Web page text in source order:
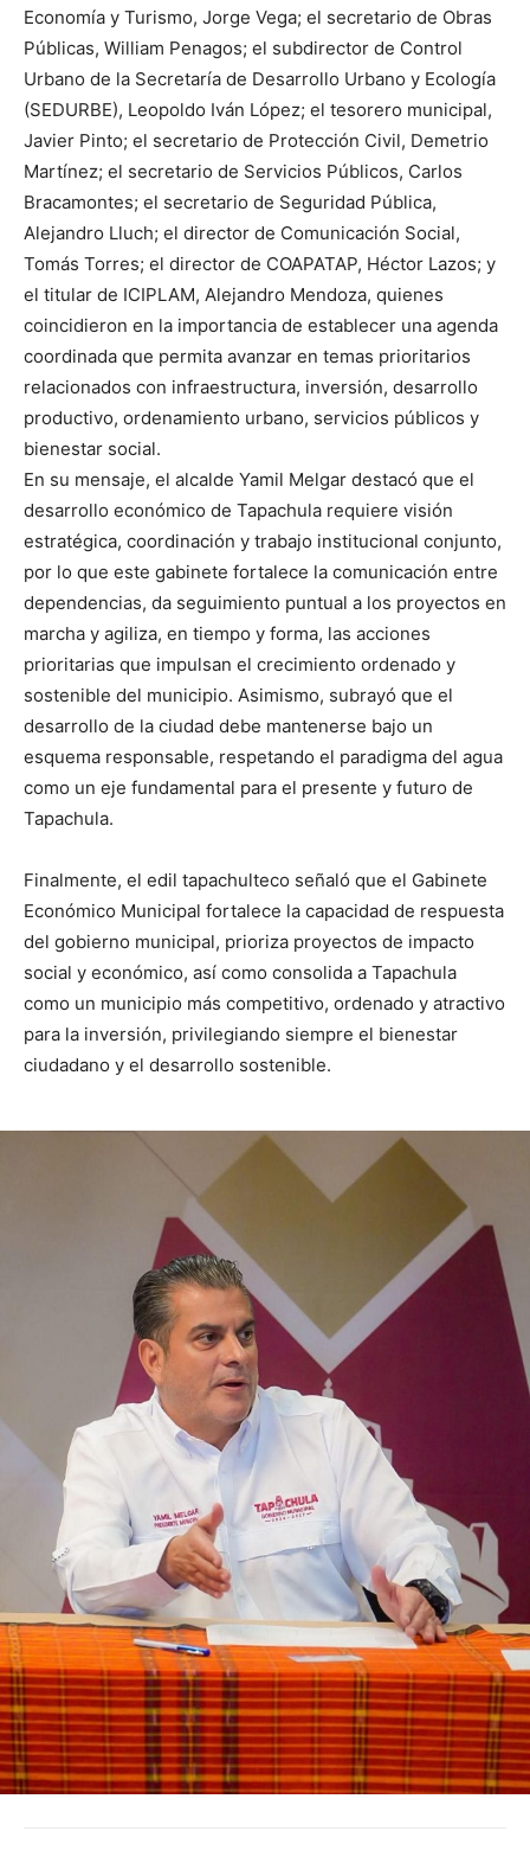
Economía y Turismo, Jorge Vega; el secretario de Obras
Públicas, William Penagos; el subdirector de Control
Urbano de la Secretaría de Desarrollo Urbano y Ecología
(SEDURBE), Leopoldo Iván López; el tesorero municipal,
Javier Pinto; el secretario de Protección Civil, Demetrio
Martínez; el secretario de Servicios Públicos, Carlos
Bracamontes; el secretario de Seguridad Pública,
Alejandro Lluch; el director de Comunicación Social,
Tomás Torres; el director de COAPATAP, Héctor Lazos; y
el titular de ICIPLAM, Alejandro Mendoza, quienes
coincidieron en la importancia de establecer una agenda
coordinada que permita avanzar en temas prioritarios
relacionados con infraestructura, inversión, desarrollo
productivo, ordenamiento urbano, servicios públicos y
bienestar social.
En su mensaje, el alcalde Yamil Melgar destacó que el
desarrollo económico de Tapachula requiere visión
estratégica, coordinación y trabajo institucional conjunto,
por lo que este gabinete fortalece la comunicación entre
dependencias, da seguimiento puntual a los proyectos en
marcha y agiliza, en tiempo y forma, las acciones
prioritarias que impulsan el crecimiento ordenado y
sostenible del municipio. Asimismo, subrayó que el
desarrollo de la ciudad debe mantenerse bajo un
esquema responsable, respetando el paradigma del agua
como un eje fundamental para el presente y futuro de
Tapachula.
Finalmente, el edil tapachulteco señaló que el Gabinete
Económico Municipal fortalece la capacidad de respuesta
del gobierno municipal, prioriza proyectos de impacto
social y económico, así como consolida a Tapachula
como un municipio más competitivo, ordenado y atractivo
para la inversión, privilegiando siempre el bienestar
ciudadano y el desarrollo sostenible.